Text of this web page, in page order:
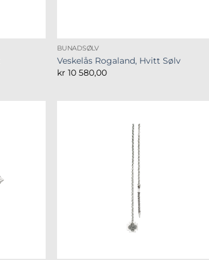
BUNADSØLV
Veskelås Rogaland, Hvitt Sølv
kr 10 580,00